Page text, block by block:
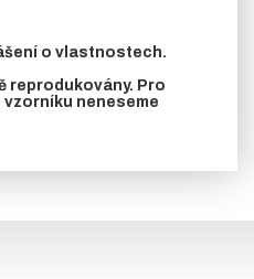
o vlastnostech.
reprodukovány. Pro
neneseme